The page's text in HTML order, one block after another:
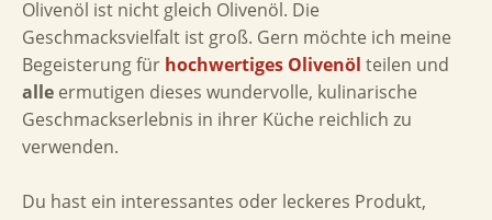
Olivenöl ist nicht gleich Olivenöl. Die
Geschmacksvielfalt ist groß. Gern möchte ich meine
Begeisterung für hochwertiges Olivenöl teilen und
alle ermutigen dieses wundervolle, kulinarische
Geschmackserlebnis in ihrer Küche reichlich zu
verwenden.
Du hast ein interessantes oder leckeres Produkt,